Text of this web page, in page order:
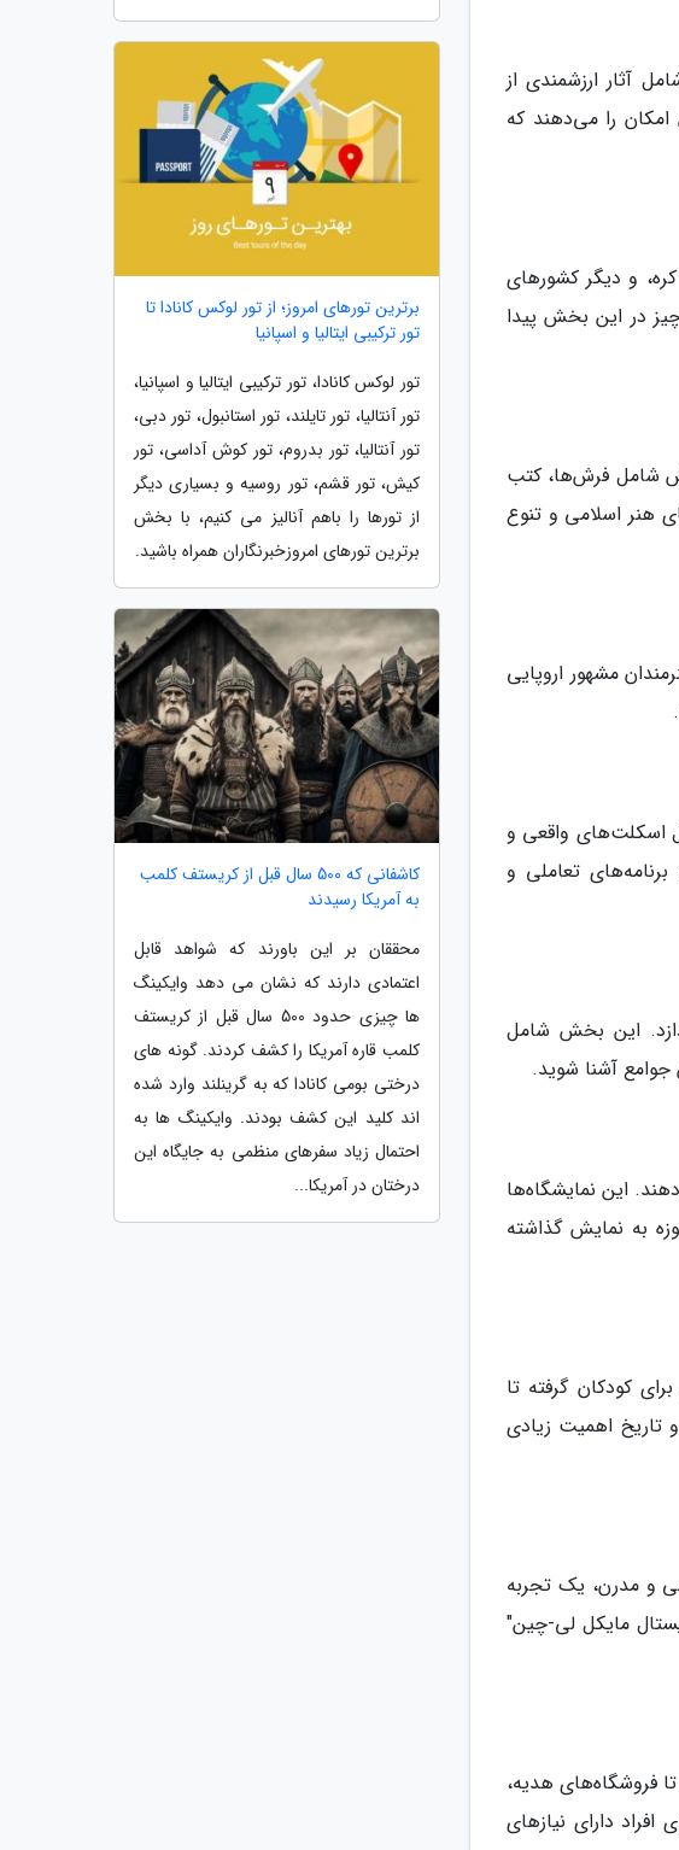
آثار ارزشمندی از
را می‌دهند که
و دیگر کشورهای
در این بخش پیدا
شامل فرش‌ها، کتب
هنر اسلامی و تنوع
مشهور اروپایی
اسکلت‌های واقعی و
تعاملی و
این بخش شامل
آشنا شوید.
این نمایشگاه‌ها
به نمایش گذاشته
کودکان گرفته تا
تاریخ اهمیت زیادی
و مدرن، یک تجربه
مایکل لی-چین"
تا فروشگاه‌های هدیه،
دارای نیازهای
برترین تورهای امروز؛ از تور لوکس کانادا تا
تور ترکیبی ایتالیا و اسپانیا
تور لوکس کانادا، تور ترکیبی ایتالیا و اسپانیا،
تور آنتالیا، تور تایلند، تور استانبول، تور دبی،
تور آنتالیا، تور بدروم، تور کوش آداسی، تور
کیش، تور قشم، تور روسیه و بسیاری دیگر
از تورها را باهم آنالیز می کنیم، با بخش
برترین تورهای امروزخبرنگاران همراه باشید.
کاشفانی که 500 سال قبل از کریستف کلمب
به آمریکا رسیدند
محققان بر این باورند که شواهد قابل
اعتمادی دارند که نشان می دهد وایکینگ
ها چیزی حدود 500 سال قبل از کریستف
کلمب قاره آمریکا را کشف کردند. گونه های
درختی بومی کانادا که به گرینلند وارد شده
اند کلید این کشف بودند. وایکینگ ها به
احتمال زیاد سفرهای منظمی به جایگاه این
درختان در آمریکا...